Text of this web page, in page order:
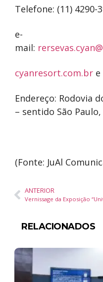
Telefone: (11) 4290-
e-
mail:
cyanresort.com.br
Endereço: Rodovia
– sentido São Paulo,
(Fonte: JuAl
ANTERIOR
RELACIONADOS